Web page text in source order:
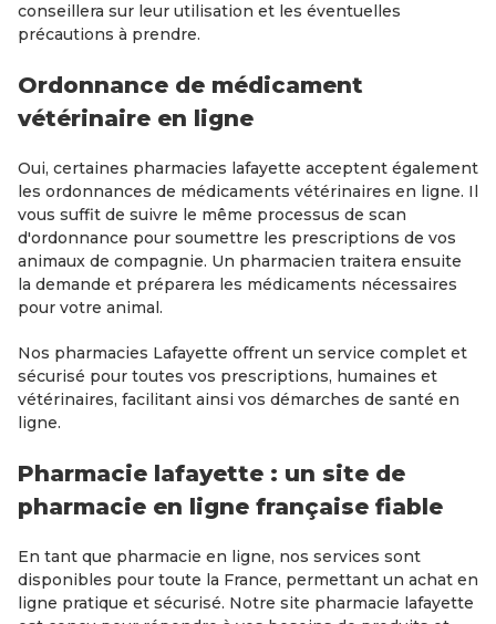
conseillera sur leur utilisation et les éventuelles
précautions à prendre.
Ordonnance de médicament
vétérinaire en ligne
Oui, certaines pharmacies lafayette acceptent également
les ordonnances de médicaments vétérinaires en ligne. Il
vous suffit de suivre le même processus de scan
d'ordonnance pour soumettre les prescriptions de vos
animaux de compagnie. Un pharmacien traitera ensuite
la demande et préparera les médicaments nécessaires
pour votre animal.
Nos pharmacies Lafayette offrent un service complet et
sécurisé pour toutes vos prescriptions, humaines et
vétérinaires, facilitant ainsi vos démarches de santé en
ligne.
Pharmacie lafayette : un site de
pharmacie en ligne française fiable
En tant que pharmacie en ligne, nos services sont
disponibles pour toute la France, permettant un achat en
ligne pratique et sécurisé. Notre site pharmacie lafayette